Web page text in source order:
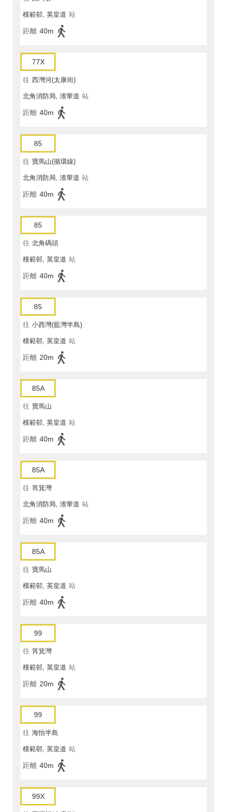
模範邨, 英皇道 站
距離 40m
77X
往 西灣河(太康街)
北角消防局, 渣華道 站
距離 40m
85
往 寶馬山(循環線)
北角消防局, 渣華道 站
距離 40m
85
往 北角碼頭
模範邨, 英皇道 站
距離 40m
85
往 小西灣(藍灣半島)
模範邨, 英皇道 站
距離 20m
85A
往 寶馬山
模範邨, 英皇道 站
距離 40m
85A
往 筲箕灣
北角消防局, 渣華道 站
距離 40m
85A
往 寶馬山
模範邨, 英皇道 站
距離 40m
99
往 筲箕灣
模範邨, 英皇道 站
距離 20m
99
往 海怡半島
模範邨, 英皇道 站
距離 40m
99X